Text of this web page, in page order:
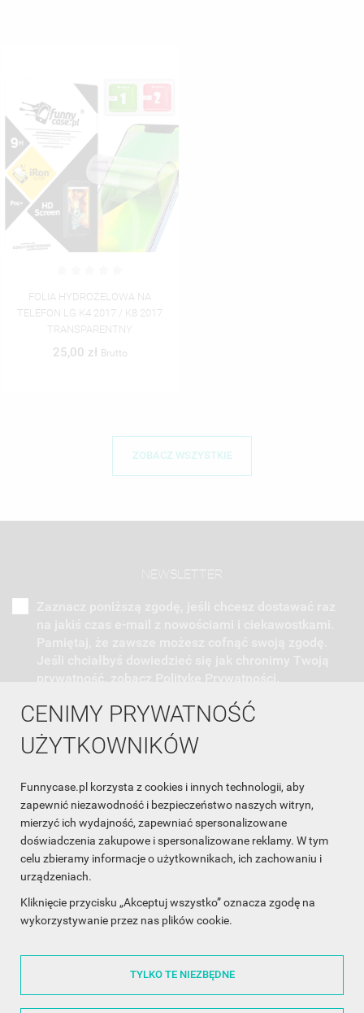
CENIMY PRYWATNOŚĆ
UŻYTKOWNIKÓW
Funnycase.pl korzysta z cookies i innych technologii, aby
zapewnić niezawodność i bezpieczeństwo naszych witryn,
mierzyć ich wydajność, zapewniać spersonalizowane
doświadczenia zakupowe i spersonalizowane reklamy. W tym
celu zbieramy informacje o użytkownikach, ich zachowaniu i
urządzeniach.
Kliknięcie przycisku „Akceptuj wszystko” oznacza zgodę na
wykorzystywanie przez nas plików cookie.
TYLKO TE NIEZBĘDNE
FOLIA HYDROŻELOWA NA
TELEFON LG K4 2017 / K8 2017
TRANSPARENTNY
25,00 zł Brutto
ZOBACZ WSZYSTKIE
NEWSLETTER
INFORMACJA O SKLEPIE
INFORMACJE
OBSŁUGA KLIENTA
WSPÓŁPRACA
ŚLEDŹ NAS NA FACEBOOKU
Made with❤in Poland